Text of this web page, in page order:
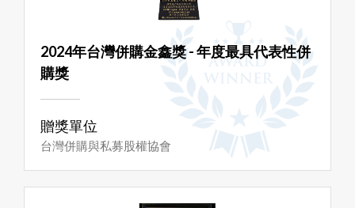
2024年台灣併購金鑫獎 - 年度最具代表性併
購獎
贈獎單位
台灣併購與私募股權協會